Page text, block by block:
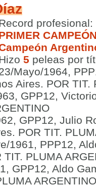
5 peleas por
Mayo/1964,
Aires. POR TIT.
GPP12,
GPP12, Julio
POR TIT.
1961, PPP12,
TIT. PLUMA
GPP12, Aldo
ARGENTINO